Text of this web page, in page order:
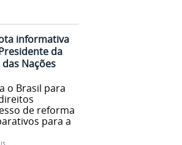
informativa
da
Nações
o Brasil para
de reforma
para a